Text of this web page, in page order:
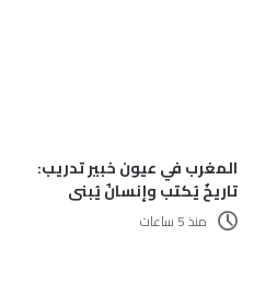
المغرب في عيون خبير تدريب:
تاريخٌ يُكتب وإنسانٌ يُبنى
منذ 5 ساعات